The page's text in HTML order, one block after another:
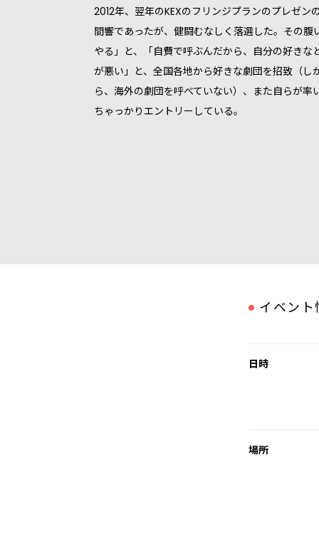
2012年、翌年のKEXのフリンジプランのプレゼン
間響であったが、健闘むなしく落選した。その腹
やる」と、「自費で呼ぶんだから、自分の好きな
が悪い」と、全国各地から好きな劇団を招致（し
ら、海外の劇団を呼べていない）、また自らが率
ちゃっかりエントリーしている。
イベント
日時
場所